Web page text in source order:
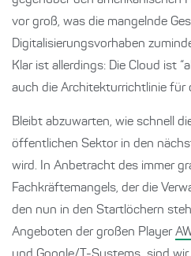
vor groß, was die mangelnde
Digitalisierungsvorhaben
Klar ist allerdings: Die Cloud ist
auch die Architekturrichtlinie für
Bleibt abzuwarten, wie schnell
öffentlichen Sektor in den
wird. In Anbetracht des immer
Fachkräftemangels, der die
den nun in den Startlöchern
Angeboten der großen Player